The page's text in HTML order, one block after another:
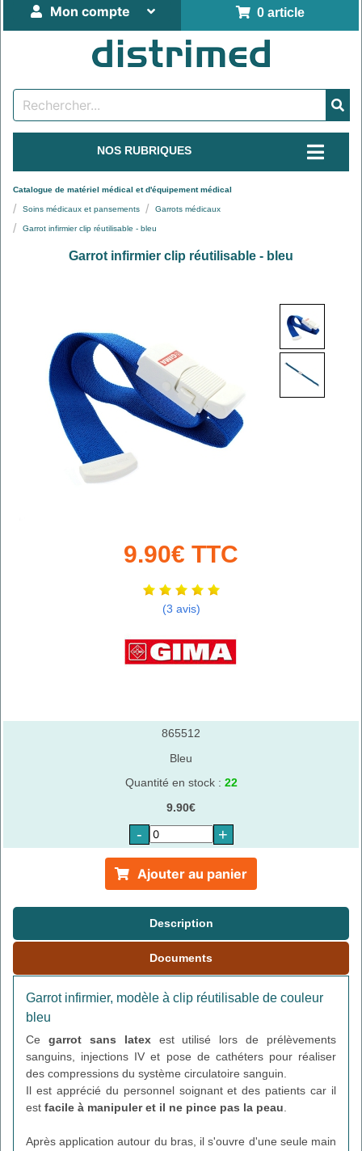
0 article
Mon compte
NOS RUBRIQUES
Catalogue de matériel médical et d'équipement médical
Soins médicaux et pansements Garrots médicaux
Garrot infirmier clip réutilisable - bleu
Garrot infirmier clip réutilisable - bleu
9.90€ TTC
(3 avis)
865512
Bleu
Quantité en stock : 22
9.90€
- +
Ajouter au panier
Description
Documents
Garrot infirmier, modèle à clip réutilisable de couleur
bleu
Ce garrot sans latexest utilisé lors de prélèvements
sanguins, injections IV et pose de cathéters pour réaliser
des compressions du système circulatoire sanguin.
Il est apprécié du personnel soignant et des patients car il
est facile à manipuler et il ne pince pas la peau.
Après application autour du bras, il s'ouvre d'une seule main